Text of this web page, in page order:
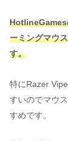
HotlineGames
ーミングマウ
す。
特にRazer
すいのでマウ
すめです。